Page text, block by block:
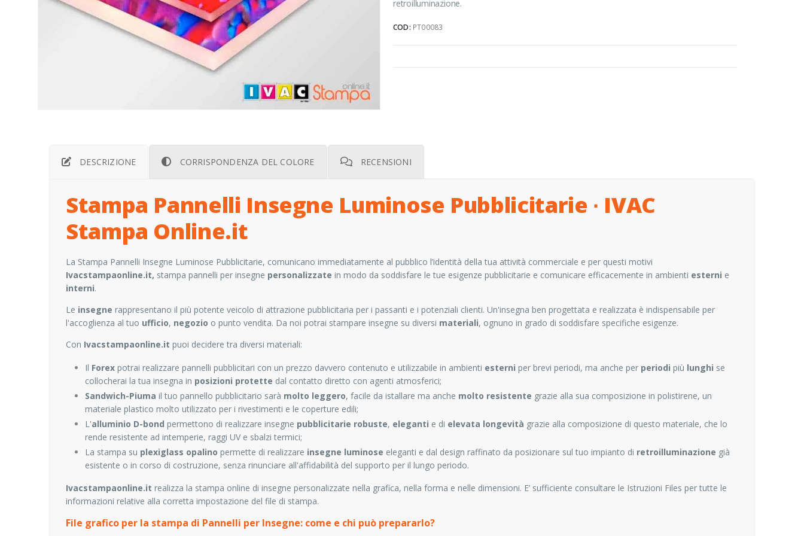
retroilluminazione.
COD: PT00083
DESCRIZIONE CORRISPONDENZA DEL COLORE RECENSIONI
Stampa Pannelli Insegne Luminose Pubblicitarie ∙ IVAC
Stampa Online.it
La Stampa Pannelli Insegne Luminose Pubblicitarie, comunicano immediatamente al pubblico l’identità della tua attività commerciale e per questi motivi
Ivacstampaonline.it, stampa pannelli per insegne personalizzate in modo da soddisfare le tue esigenze pubblicitarie e comunicare efficacemente in ambienti esterni e
interni.
Le insegne rappresentano il più potente veicolo di attrazione pubblicitaria per i passanti e i potenziali clienti. Un'insegna ben progettata e realizzata è indispensabile per
l'accoglienza al tuo ufficio, negozio o punto vendita. Da noi potrai stampare insegne su diversi materiali, ognuno in grado di soddisfare specifiche esigenze.
Con Ivacstampaonline.it puoi decidere tra diversi materiali:
Il Forex potrai realizzare pannelli pubblicitari con un prezzo davvero contenuto e utilizzabile in ambienti esterni per brevi periodi, ma anche per periodi più lunghi se
collocherai la tua insegna in posizioni protette dal contatto diretto con agenti atmosferici;
Sandwich-Piuma il tuo pannello pubblicitario sarà molto leggero, facile da istallare ma anche molto resistente grazie alla sua composizione in polistirene, un
materiale plastico molto utilizzato per i rivestimenti e le coperture edili;
L'alluminio D-bond permettono di realizzare insegne pubblicitarie robuste, eleganti e di elevata longevità grazie alla composizione di questo materiale, che lo
rende resistente ad intemperie, raggi UV e sbalzi termici;
La stampa su plexiglass opalino permette di realizzare insegne luminose eleganti e dal design raffinato da posizionare sul tuo impianto di retroilluminazione già
esistente o in corso di costruzione, senza rinunciare all'affidabilità del supporto per il lungo periodo.
Ivacstampaonline.it realizza la stampa online di insegne personalizzate nella grafica, nella forma e nelle dimensioni. E’ sufficiente consultare le Istruzioni Files per tutte le
informazioni relative alla corretta impostazione del file di stampa.
File grafico per la stampa di Pannelli per Insegne: come e chi può prepararlo?